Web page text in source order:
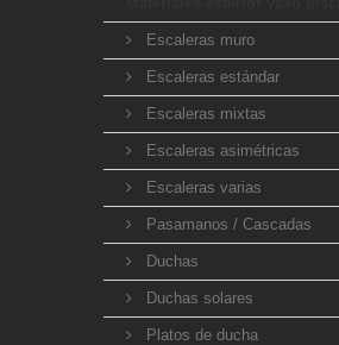
Escaleras muro
Escaleras estándar
Escaleras mixtas
Escaleras asimétricas
Escaleras varias
Pasamanos / Cascadas
Duchas
Duchas solares
Platos de ducha